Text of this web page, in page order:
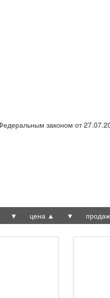
Федеральным законом от
▼ цена ▲ ▼